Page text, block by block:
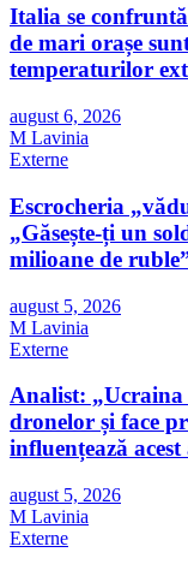
Italia se confruntă
de mari orașe
temperaturilor
august 6, 2026
M Lavinia
Externe
Escrocheria
„Găsește-ți un
milioane de
august 5, 2026
M Lavinia
Externe
Analist:
dronelor și face
influențează
august 5, 2026
M Lavinia
Externe